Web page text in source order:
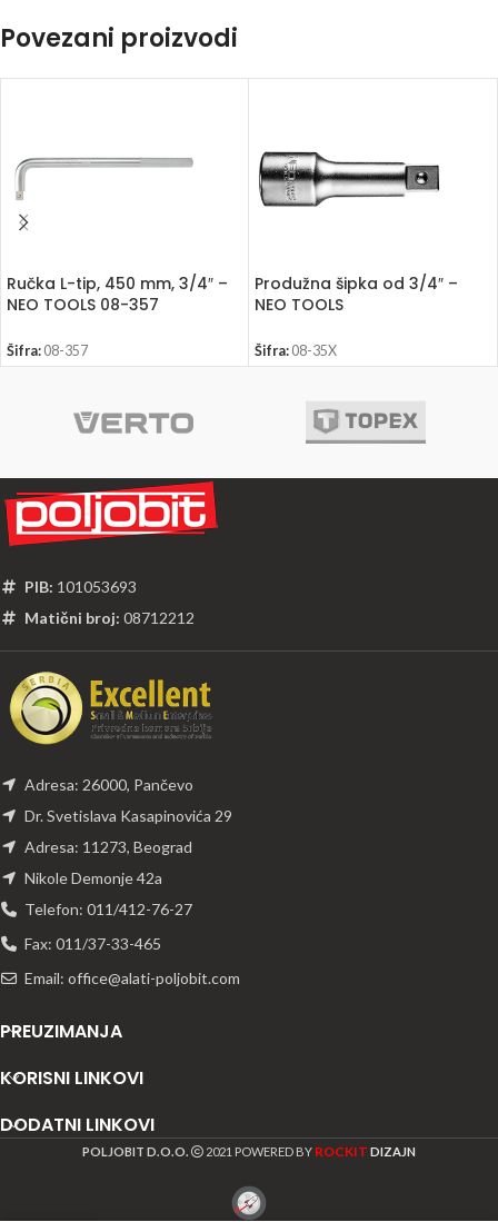
Povezani proizvodi
Ručka L-tip, 450 mm, 3/4″ –
NEO TOOLS 08-357
Šifra: 08-357
Produžna šipka od 3/4″ –
NEO TOOLS
Šifra: 08-35X
PIB: 101053693
Matični broj: 08712212
Adresa: 26000, Pančevo
Dr. Svetislava Kasapinovića 29
Adresa: 11273, Beograd
Nikole Demonje 42a
Telefon: 011/412-76-27
Fax: 011/37-33-465
Email: office@alati-poljobit.com
PREUZIMANJA
KORISNI LINKOVI
DODATNI LINKOVI
POLJOBIT D.O.O. 2021 POWERED BY ROCKIT DIZAJN